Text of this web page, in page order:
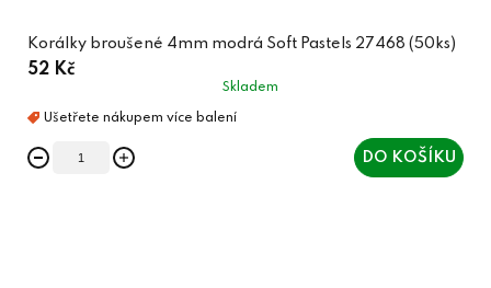
Korálky broušené 4mm modrá Soft Pastels 27468 (50ks)
52 Kč
Skladem
DO KOŠÍKU